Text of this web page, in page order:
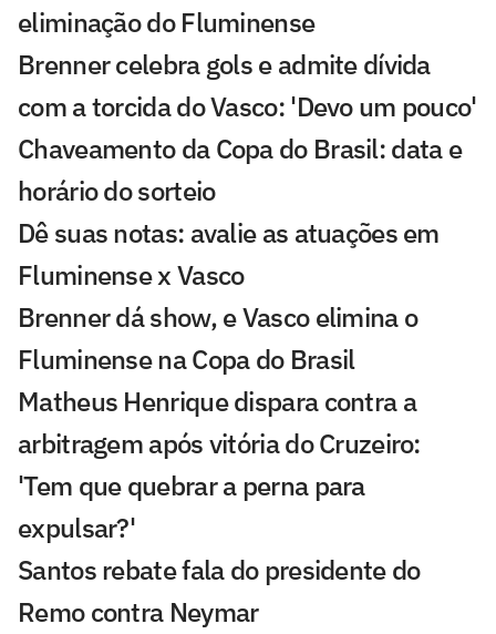
eliminação do Fluminense
Brenner celebra gols e admite dívida
com a torcida do Vasco: 'Devo um pouco'
Chaveamento da Copa do Brasil: data e
horário do sorteio
Dê suas notas: avalie as atuações em
Fluminense x Vasco
Brenner dá show, e Vasco elimina o
Fluminense na Copa do Brasil
Matheus Henrique dispara contra a
arbitragem após vitória do Cruzeiro:
'Tem que quebrar a perna para
expulsar?'
Santos rebate fala do presidente do
Remo contra Neymar